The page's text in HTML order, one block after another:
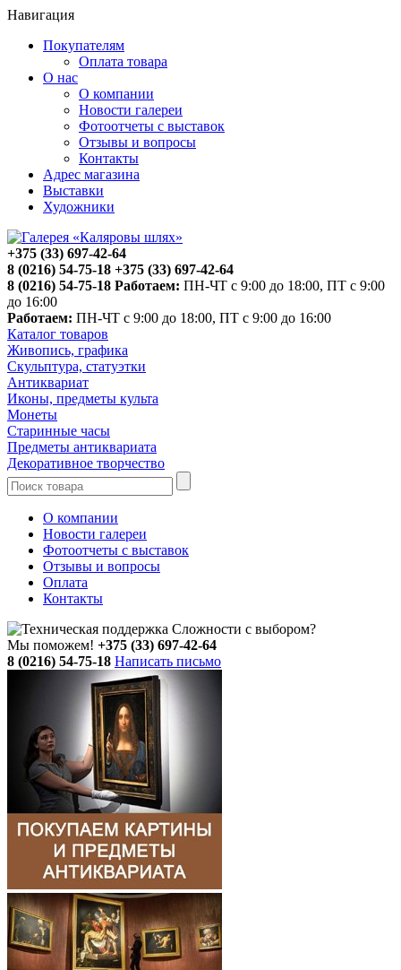
Навигация
Покупателям
Оплата товара
О нас
О компании
Новости галереи
Фотоотчеты с выставок
Отзывы и вопросы
Контакты
Адрес магазина
Выставки
Художники
+375 (33) 697-42-64
8 (0216) 54-75-18 +375 (33) 697-42-64
8 (0216) 54-75-18 Работаем: ПН-ЧТ с 9:00 до 18:00, ПТ с 9:00
до 16:00
Работаем: ПН-ЧТ с 9:00 до 18:00, ПТ с 9:00 до 16:00
Каталог товаров
Живопись, графика
Скульптура, статуэтки
Антиквариат
Иконы, предметы культа
Монеты
Старинные часы
Предметы антиквариата
Декоративное творчество
О компании
Новости галереи
Фотоотчеты с выставок
Отзывы и вопросы
Оплата
Контакты
Сложности с выбором?
Мы поможем! +375 (33) 697-42-64
8 (0216) 54-75-18 Написать письмо